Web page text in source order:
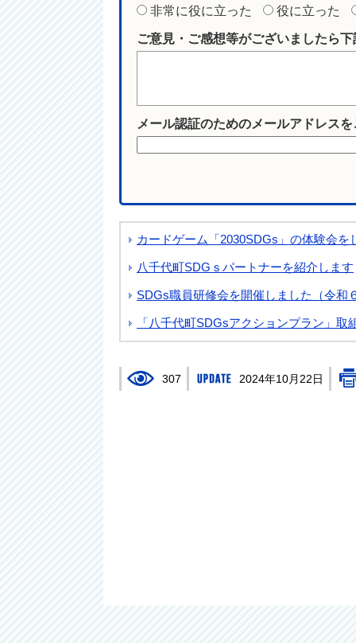
非常に役に立った
役に立った
ご意見・ご感想等がございましたら
メール認証のためのメールアドレス
カードゲーム「2030SDGs」の体験会を
八千代町SDGｓパートナーを紹介します
SDGs職員研修会を開催しました（令和
「八千代町SDGsアクションプラン」取
307 2024年10月22日